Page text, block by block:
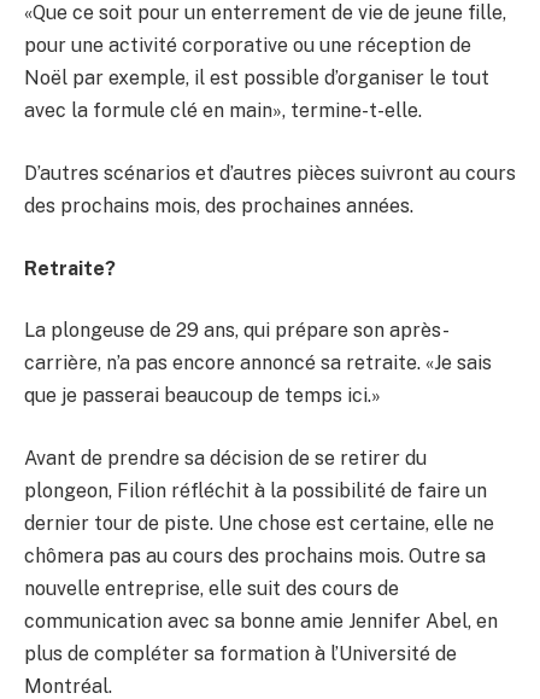
«Que ce soit pour un enterrement de vie de jeune fille,
pour une activité corporative ou une réception de
Noël par exemple, il est possible d’organiser le tout
avec la formule clé en main», termine-t-elle.
D’autres scénarios et d’autres pièces suivront au cours
des prochains mois, des prochaines années.
Retraite?
La plongeuse de 29 ans, qui prépare son après-
carrière, n’a pas encore annoncé sa retraite. «Je sais
que je passerai beaucoup de temps ici.»
Avant de prendre sa décision de se retirer du
plongeon, Filion réfléchit à la possibilité de faire un
dernier tour de piste. Une chose est certaine, elle ne
chômera pas au cours des prochains mois. Outre sa
nouvelle entreprise, elle suit des cours de
communication avec sa bonne amie Jennifer Abel, en
plus de compléter sa formation à l’Université de
Montréal.